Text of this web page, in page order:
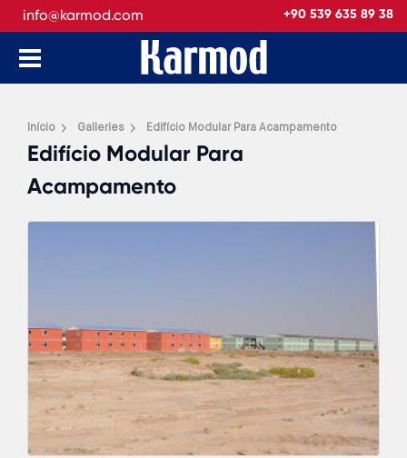
info@karmod.com +90 539 635 89 38
Início Galleries Edifício Modular Para Acampamento
Edifício Modular Para
Acampamento